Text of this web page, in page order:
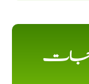
جات